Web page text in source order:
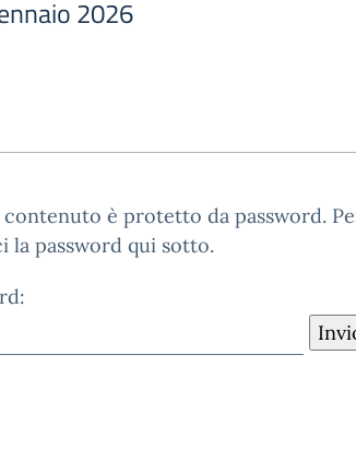
2026
è protetto da password.
la password qui sotto.